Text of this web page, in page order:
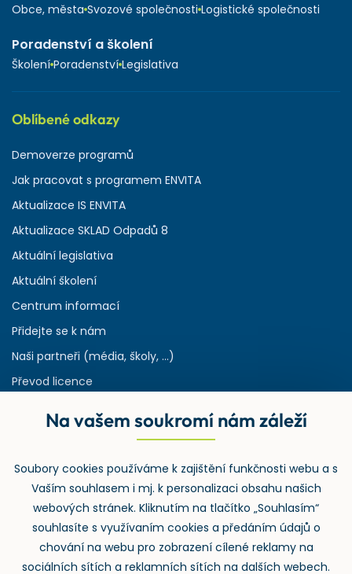
Obce, města Svozové společnosti Logistické společnosti
Poradenství a školení
Školení Poradenství Legislativa
Oblíbené odkazy
Demoverze programů
Jak pracovat s programem ENVITA
Aktualizace IS ENVITA
Aktualizace SKLAD Odpadů 8
Aktuální legislativa
Aktuální školení
Centrum informací
Přidejte se k nám
Naši partneři (média, školy, ...)
Převod licence
Rejstřík používaných zkratek v odpadech
Zpětný odběr
Na vašem soukromí nám záleží
Soubory cookies používáme k zajištění funkčnosti webu a s
Vaším souhlasem i mj. k personalizaci obsahu našich
webových stránek. Kliknutím na tlačítko „Souhlasím“
souhlasíte s využívaním cookies a předáním údajů o
chování na webu pro zobrazení cílené reklamy na
sociálních sítích a reklamních sítích na dalších webech.